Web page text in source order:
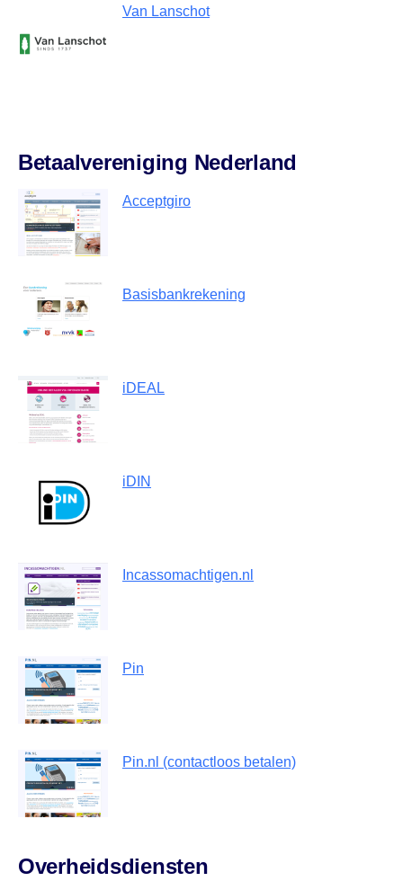
Van Lanschot
Betaalvereniging Nederland
Acceptgiro
Basisbankrekening
iDEAL
iDIN
Incassomachtigen.nl
Pin
Pin.nl (contactloos betalen)
Overheidsdiensten